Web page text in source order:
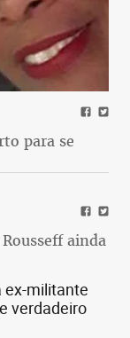
para se
ainda
ex-militante
verdadeiro